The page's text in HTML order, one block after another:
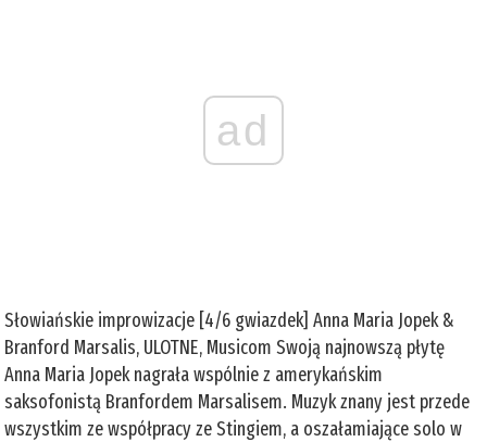
ad
Słowiańskie improwizacje [4/6 gwiazdek] Anna Maria Jopek &
Branford Marsalis, ULOTNE, Musicom Swoją najnowszą płytę
Anna Maria Jopek nagrała wspólnie z amerykańskim
saksofonistą Branfordem Marsalisem. Muzyk znany jest przede
wszystkim ze współpracy ze Stingiem, a oszałamiające solo w